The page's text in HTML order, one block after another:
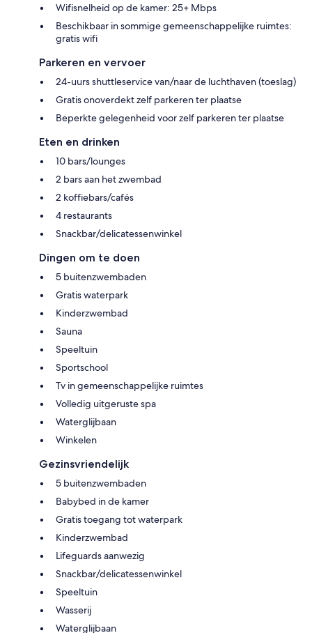
Wifisnelheid op de kamer: 25+ Mbps
Beschikbaar in sommige gemeenschappelijke ruimtes:
gratis wifi
Parkeren en vervoer
24-uurs shuttleservice van/naar de luchthaven (toeslag)
Gratis onoverdekt zelf parkeren ter plaatse
Beperkte gelegenheid voor zelf parkeren ter plaatse
Eten en drinken
10 bars/lounges
2 bars aan het zwembad
2 koffiebars/cafés
4 restaurants
Snackbar/delicatessenwinkel
Dingen om te doen
5 buitenzwembaden
Gratis waterpark
Kinderzwembad
Sauna
Speeltuin
Sportschool
Tv in gemeenschappelijke ruimtes
Volledig uitgeruste spa
Waterglijbaan
Winkelen
Gezinsvriendelijk
5 buitenzwembaden
Babybed in de kamer
Gratis toegang tot waterpark
Kinderzwembad
Lifeguards aanwezig
Snackbar/delicatessenwinkel
Speeltuin
Wasserij
Waterglijbaan